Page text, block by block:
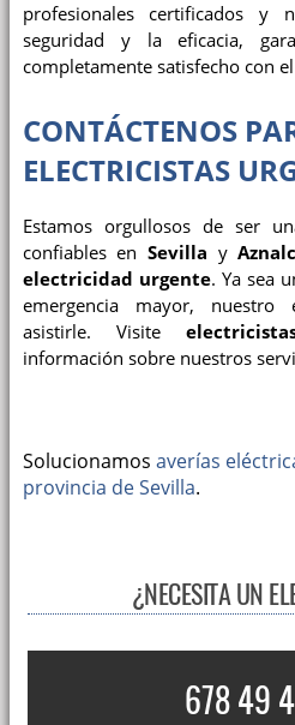
profesionales certificados y
seguridad y la eficacia,
completamente satisfecho con
CONTÁCTENOS
ELECTRICISTAS
Estamos orgullosos de ser
confiables en Sevilla y
electricidad urgente. Ya sea
emergencia mayor,
asistirle. Visite
información sobre nuestros
Solucionamos averías
provincia de Sevilla.
¿NECESITA UN
678 49